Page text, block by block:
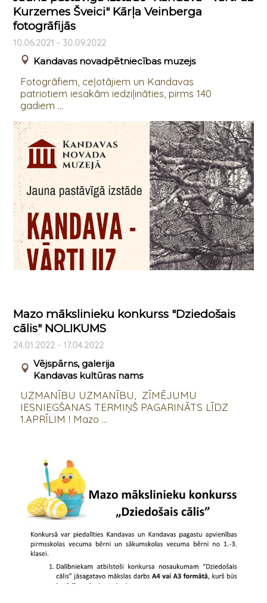
Kurzemes Šveici" Kārļa Veinberga
fotogrāfijās
10.06.2021 - 30.09.2022
Kandavas novadpētniecības muzejs
Fotogrāfiem, ceļotājiem un Kandavas
patriotiem iesakām iedziļināties, pirms 140
gadiem ...
Mazo mākslinieku konkurss "Dziedošais
cālis" NOLIKUMS
24.01.2022 - 17.04.2022
Vējspārns, galerija
Kandavas kultūras nams
UZMANĪBU UZMANĪBU, ZĪMĒJUMU
IESNIEGŠANAS TERMIŅŠ PAGARINĀTS LĪDZ
1.APRĪLIM ! Mazo ...